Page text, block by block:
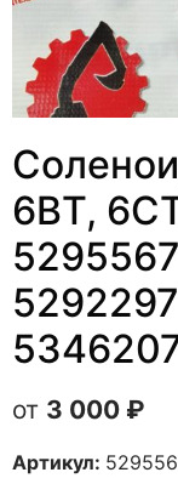
6BT,
3 000 ₽
Артикул: